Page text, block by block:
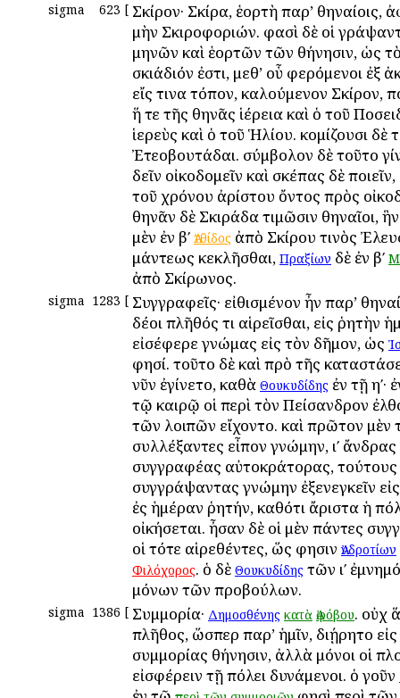
sigma 623 [ Σκίρον· Σκίρα, ἑορτὴ παρ’ Ἀθηναίοις,
μὴν Σκιροφοριών. φασὶ δὲ οἱ
μηνῶν καὶ ἑορτῶν τῶν Ἀθήνησιν, ὡς
σκιάδιόν ἐστι, μεθ’ οὗ φερόμενοι ἐξ
εἴς τινα τόπον, καλούμενον Σκίρον,
ἥ τε τῆς Ἀθηνᾶς ἱέρεια καὶ ὁ τοῦ
ἱερεὺς καὶ ὁ τοῦ Ἡλίου. κομίζουσι δὲ
Ἐτεοβουτάδαι. σύμβολον δὲ τοῦτο
δεῖν οἰκοδομεῖν καὶ σκέπας δὲ
τοῦ χρόνου ἀρίστου ὄντος πρὸς
Ἀθηνᾶν δὲ Σκιράδα τιμῶσιν Ἀθηναῖοι,
μὲν ἐν βʹ Ἀτθίδος ἀπὸ Σκίρου τινὸς
μάντεως κεκλῆσθαι, Πραξίων δὲ ἐν βʹ
ἀπὸ Σκίρωνος.
sigma 1283 [ Συγγραφεῖς· εἰθισμένον ἦν παρ’
δέοι πλῆθός τι αἱρεῖσθαι, εἰς ῥητὴν
εἰσέφερε γνώμας εἰς τὸν δῆμον, ὡς
φησί. τοῦτο δὲ καὶ πρὸ τῆς
νῦν ἐγίνετο, καθὰ Θουκυδίδης ἐν τῇ ηʹ·
τῷ καιρῷ οἱ περὶ τὸν Πείσανδρον
τῶν λοιπῶν εἴχοντο. καὶ πρῶτον μὲν
συλλέξαντες εἶπον γνώμην, ιʹ
συγγραφέας αὐτοκράτορας, τούτους
συγγράψαντας γνώμην ἐξενεγκεῖν
ἐς ἡμέραν ῥητήν, καθότι ἄριστα ἡ
οἰκήσεται. ἦσαν δὲ οἱ μὲν πάντες
οἱ τότε αἱρεθέντες, ὥς φησινἈνδροτίων
Φιλόχορος. ὁ δὲ Θουκυδίδης τῶν ιʹ
μόνων τῶν προβούλων.
sigma 1386 [ Συμμορία· Δημοσθένης κατὰ Ἀφόβου. οὐχ
πλῆθος, ὥσπερ παρ’ ἡμῖν, διῄρητο
συμμορίας Ἀθήνησιν, ἀλλὰ μόνοι οἱ
εἰσφέρειν τῇ πόλει δυνάμενοι. ὁ γοῦν